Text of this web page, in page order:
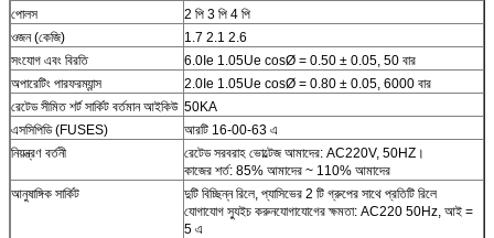
পোলস
2 পি 3 পি 4 পি
ওজন (কেজি)
1.7 2.1 2.6
সংযোগ এবং বিরতি
6.0Ie 1.05Ue cosØ = 0.50 ± 0.05, 50 বার
অপারেটিং পারফরম্যান্স
2.0Ie 1.05Ue cosØ = 0.80 ± 0.05, 6000 বার
রেটেড সীমিত শর্ট সার্কিট বর্তমান আইকিউ 50KA
এসসিপিডি (FUSES)
আরটি 16-00-63 এ
নিয়ন্ত্রণ বর্তনী
রেটেড সরবরাহ ভোল্টেজ আমাদের: AC220V, 50HZ।
কাজের শর্ত: 85% আমাদের ~ 110% আমাদের
আনুষাঙ্গিক সার্কিট
দুটি বিচ্ছিন্ন রিলে, প্যাসিভের 2 টি গ্রুপের সাথে প্রতিটি রিলে
যোগাযোগ স্যুইচ করুনযোগাযোগের ক্ষমতা: AC220 50Hz, আই =
5 এ